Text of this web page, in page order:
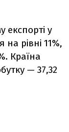
експорті у
рівні 11%,
Країна
— 37,32